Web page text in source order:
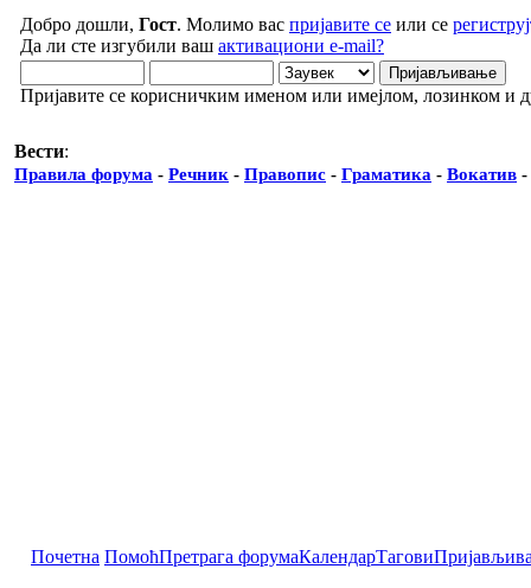
Добро дошли, Гост. Молимо вас пријавите се или се
Да ли сте изгубили ваш активациони e-mail?
Пријавите се корисничким именом или имејлом, лозинком и
Вести:
Правила форума - Речник - Правопис - Граматика - Вокатив -
Почетна ПомоћПретрага форумаКалендарТагови